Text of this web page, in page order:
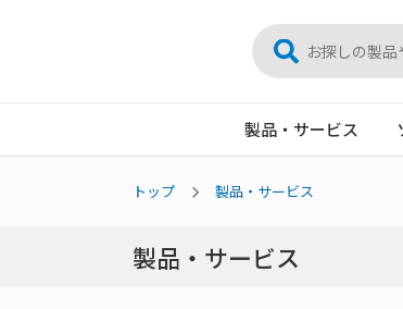
製品・サービス
トップ 製品・サービス
製品・サービス